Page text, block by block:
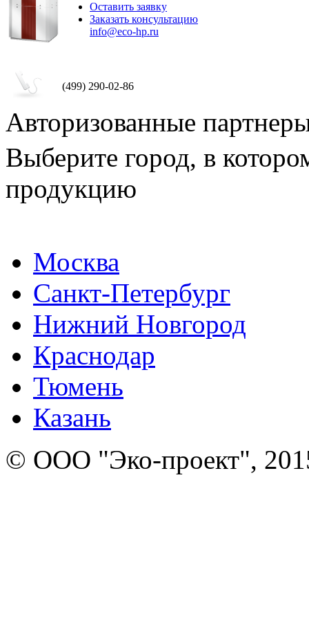
Оставить заявку
Заказать консультацию
info@eco-hp.ru
(499) 290-02-86
Авторизованные
Выберите город, в
продукцию
Москва
Санкт-Петербург
Нижний Новгород
Краснодар
Тюмень
Казань
© ООО "Эко-проект",